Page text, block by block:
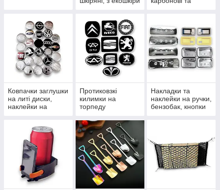
Ковпачки заглушки
на литі диски,
наклейки на
Протиковзкі
килимки на
торпеду
силіконові та в
рулонах
Накладки та
наклейки на ручки,
бензобак, кнопки